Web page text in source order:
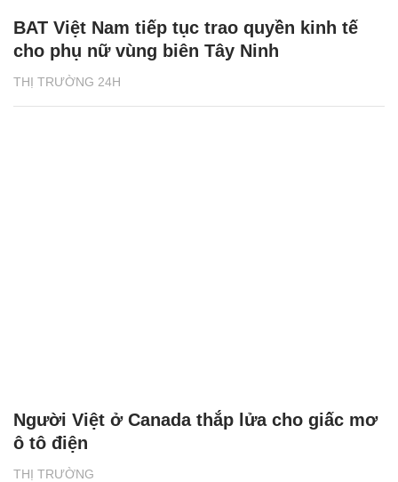
THỊ TRƯỜNG 24H
BAT Việt Nam tiếp tục trao quyền kinh tế
cho phụ nữ vùng biên Tây Ninh
THỊ TRƯỜNG
Người Việt ở Canada thắp lửa cho giấc mơ
ô tô điện